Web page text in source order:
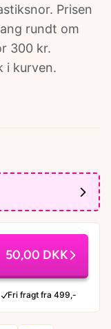
Prisen
rundt om
300 kr.
i kurven.
50,00 DKK
Fri fragt fra 499,-